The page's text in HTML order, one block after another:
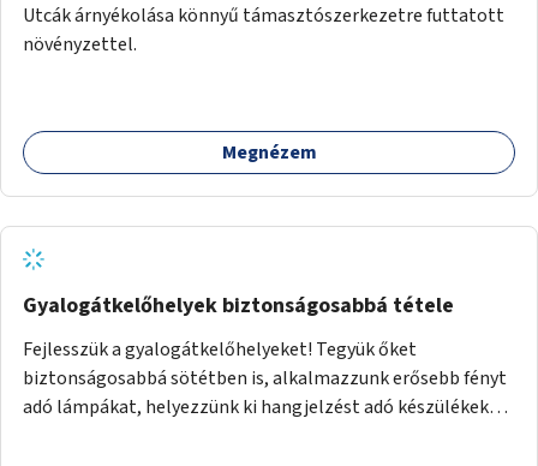
Utcák árnyékolása könnyű támasztószerkezetre futtatott
növényzettel.
Megnézem
Gyalogátkelőhelyek biztonságosabbá tétele
Fejlesszük a gyalogátkelőhelyeket! Tegyük őket
biztonságosabbá sötétben is, alkalmazzunk erősebb fényt
adó lámpákat, helyezzünk ki hangjelzést adó készülékeket